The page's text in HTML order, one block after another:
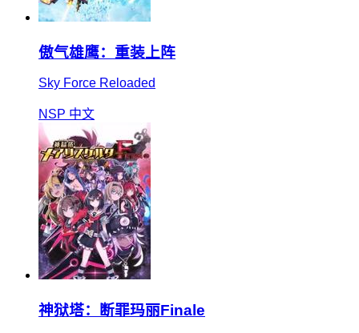
傲气雄鹰：重装上阵
Sky Force Reloaded
NSP 中文
神狱塔：断罪玛丽Finale